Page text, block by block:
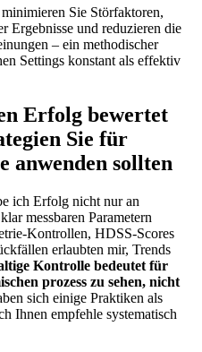
Sie Störfaktoren,
​Ergebnisse und⁣ reduzieren‍ die
– ein methodischer‍
Settings konstant als effektiv⁢
Erfolg ‍bewertet
Sie für
anwenden sollten
ich Erfolg nicht⁣ nur‍ an
messbaren Parametern
HDSS‑Scores
erlaubten mir,‌ Trends
Kontrolle bedeutet für
prozess​ zu sehen, nicht
sich einige Praktiken als
Ihnen empfehle systematisch